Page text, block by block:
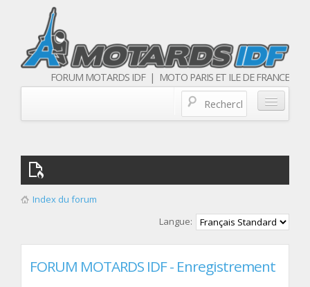
FORUM MOTARDS IDF | MOTO PARIS ET ILE DE FRANCE
Forum
Balades & sorties moto
Index du forum
Langue:
FORUM MOTARDS IDF - Enregistrement